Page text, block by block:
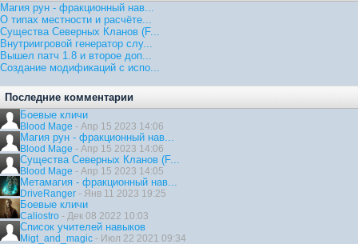
Магия рун - фракционный нав...
О типах местности и расчёте...
Существа Северных Кланов (F...
Внутриигровой генератор слу...
Вышел патч 1.8 и второе доп...
Создание модификаций с испо...
Последние комментарии
Боевые кличи
Blood Mage - Апр 15 2023 14:06
Магия рун - фракционный нав...
Blood Mage - Апр 15 2023 14:06
Существа Северных Кланов (F...
Blood Mage - Апр 15 2023 14:05
Метамагия - фракционный нав...
DriveRanger - Янв 11 2023 19:25
Боевые кличи
Caliostro - Дек 08 2022 10:03
Список учителей навыков
Migt_and_magic - Июл 22 2021 09:34